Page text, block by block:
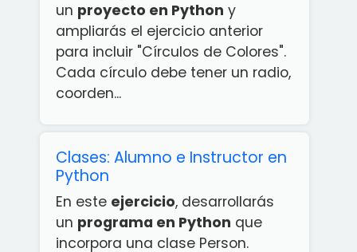
un proyecto en Python y
ampliarás el ejercicio anterior
para incluir "Círculos de Colores".
Cada círculo debe tener un radio,
coorden...
Clases: Alumno e Instructor en
Python
En este ejercicio, desarrollarás
un programa en Python que
incorpora una clase Person.